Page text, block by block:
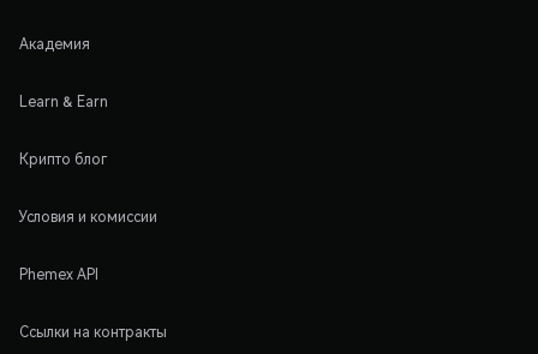
Академия
Learn & Earn
Крипто блог
Условия и комиссии
Phemex API
Ссылки на контракты